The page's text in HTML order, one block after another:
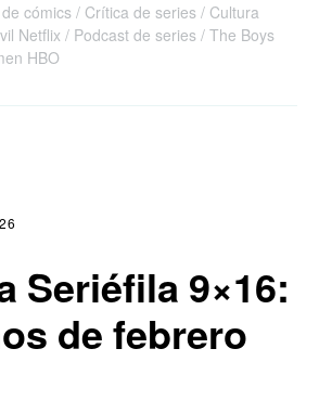
cómics
Crítica de series
Cultura
Netflix Podcast de series The Boys
HBO
Seriéfila 9×16:
de febrero